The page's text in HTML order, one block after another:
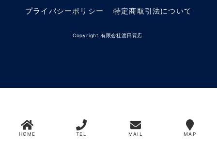
プライバシーポリシー 特定商取引法について
Copyright 有限会社渡田質店.
HOME TEL MAIL MAP